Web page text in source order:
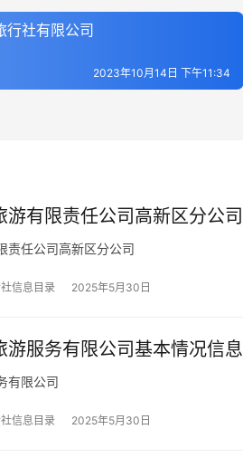
行社有限公司
2023年10月14日 下午11:34
游有限责任公司高新区分公
责任公司高新区分公司
信息目录 2025年5月30日
游服务有限公司基本情况信
有限公司
信息目录 2025年5月30日